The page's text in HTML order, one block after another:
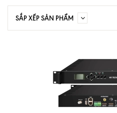
SẮP XẾP SẢN PHẨM